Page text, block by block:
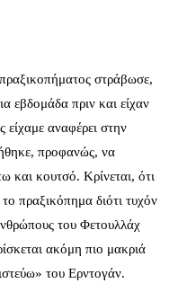
στράβωσε,
εβδομάδα πριν και είχαν
είχαμε αναφέρει στην
προφανώς, να
και κουτσό. Κρίνεται, ότι
πραξικόπημα διότι τυχόν
του Φετουλλάχ
ακόμη πιο μακριά
του Ερντογάν.